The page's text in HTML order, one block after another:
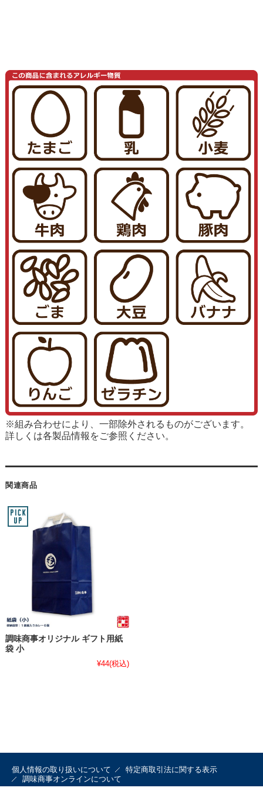
※組み合わせにより、一部除外されるものがございます。
詳しくは各製品情報をご参照ください。
関連商品
調味商事オリジナル ギフト用紙
袋 小
¥44(税込)
個人情報の取り扱いについて
特定商取引法に関する表示
調味商事オンラインについて